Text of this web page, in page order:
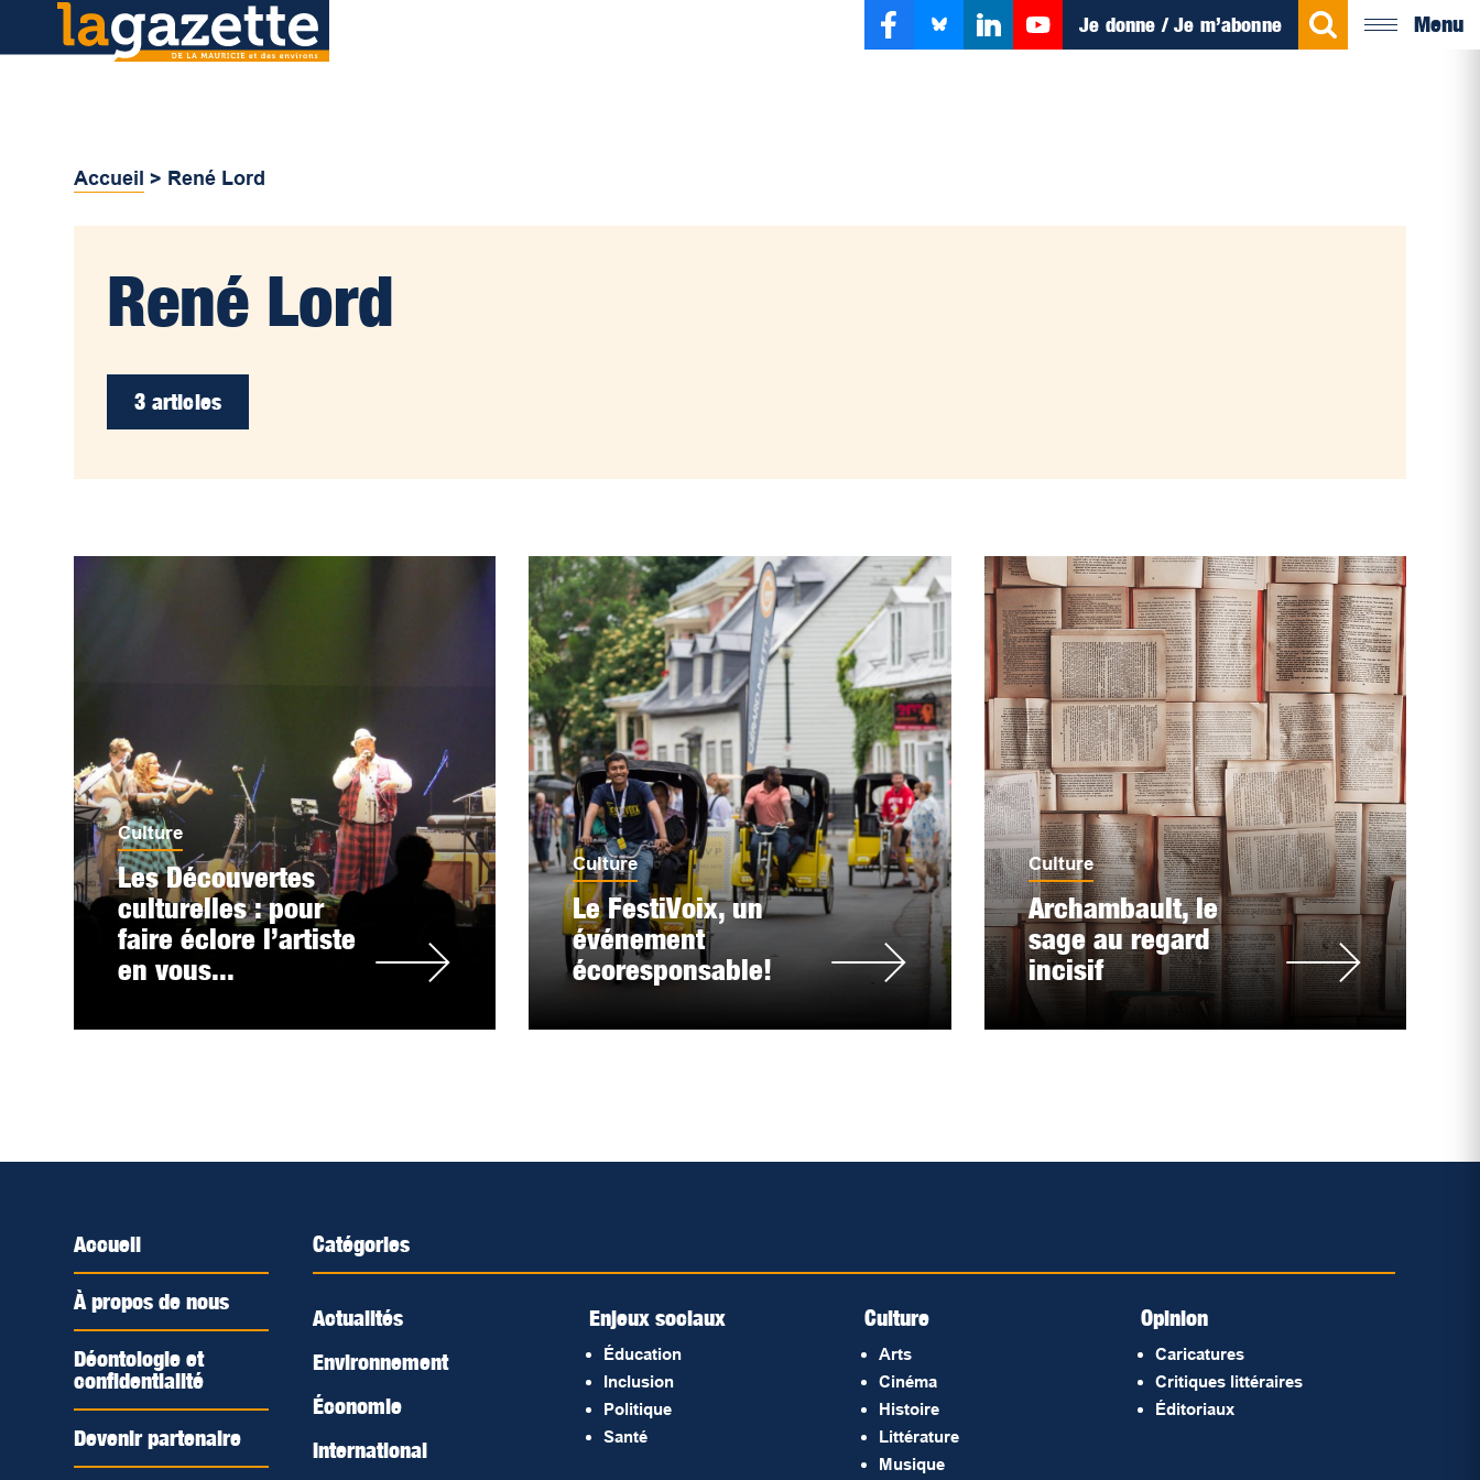
Je donne / Je m’abonne Menu
Accueil > René Lord
René Lord
3 articles
Culture
Les Découvertes
culturelles : pour
faire éclore l’artiste
en vous...
Culture
Le FestiVoix, un
événement
écoresponsable!
Culture
Archambault, le
sage au regard
incisif
Accueil
À propos de nous
Déontologie et
confidentialité
Devenir partenaire
Catégories
Actualités
Environnement
Économie
International
Enjeux sociaux
Éducation
Inclusion
Politique
Santé
Culture
Arts
Cinéma
Histoire
Littérature
Musique
Opinion
Caricatures
Critiques littéraires
Éditoriaux